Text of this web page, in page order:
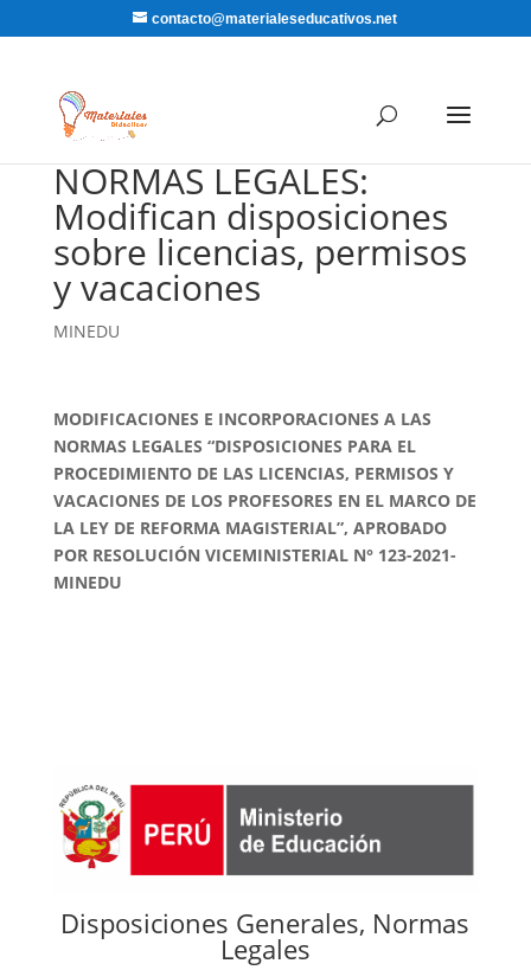
contacto@materialeseducativos.net
NORMAS LEGALES:
Modifican disposiciones
sobre licencias, permisos
y vacaciones
MINEDU
MODIFICACIONES E INCORPORACIONES A LAS
NORMAS LEGALES “DISPOSICIONES PARA EL
PROCEDIMIENTO DE LAS LICENCIAS, PERMISOS Y
VACACIONES DE LOS PROFESORES EN EL MARCO DE
LA LEY DE REFORMA MAGISTERIAL”, APROBADO
POR RESOLUCIÓN VICEMINISTERIAL N° 123-2021-
MINEDU
Disposiciones Generales, Normas
Legales